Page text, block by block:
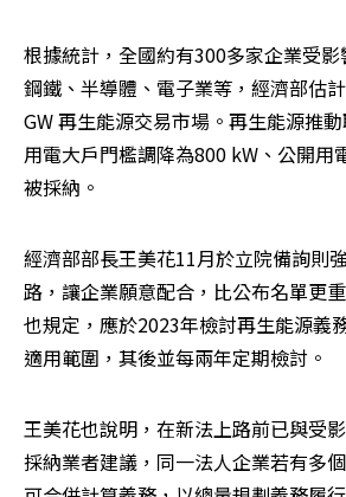
根據統計，全國約有300多家企業受影
鋼鐵、半導體、電子業等，經濟部估
GW 再生能源交易市場。再生能源推
用電大戶門檻調降為800 kW、公開用
被採納。
經濟部部長王美花11月於立院備詢則
路，讓企業願意配合，比公布名單更
也規定，應於2023年檢討再生能源義
適用範圍，其後並每兩年定期檢討。
王美花也說明，在新法上路前已與受
採納業者建議，同一法人企業若有多